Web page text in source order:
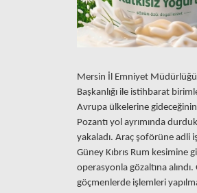
Mersin İl Emniyet
Başkanlığı ile istihbarat
Avrupa ülkelerine
Pozantı yol ayrımında
yakaladı. Araç şoförüne adli
Güney Kıbrıs Rum kesimine
operasyonla gözaltına
göçmenlerde işlemleri